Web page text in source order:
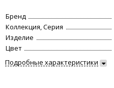
Бренд
Коллекция, Серия
Изделие
Цвет
Подробные характеристики